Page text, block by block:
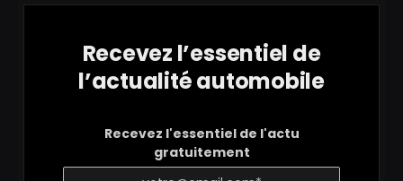
Recevez l’essentiel de
l’actualité automobile
Recevez l'essentiel de l'actu
gratuitement